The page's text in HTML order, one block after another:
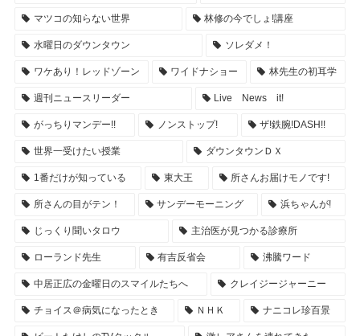
マツコの知らない世界 林修の今でしょ!講座
水曜日のダウンタウン ソレダメ！
ワケあり！レッドゾーン ワイドナショー 林先生の初耳学
週刊ニュースリーダー Live News it!
がっちりマンデー!! ノンストップ! ザ!鉄腕!DASH!!
世界一受けたい授業 ダウンタウンＤＸ
1番だけが知っている 東大王 所さんお届けモノです!
所さんの目がテン！ サンデーモーニング 浜ちゃんが!
じっくり聞いタロウ 主治医が見つかる診療所
ローランド先生 有吉反省会 沸騰ワード
中居正広の金曜日のスマイルたちへ クレイジージャーニー
チョイス＠病気になったとき ＮＨＫ ナニコレ珍百景